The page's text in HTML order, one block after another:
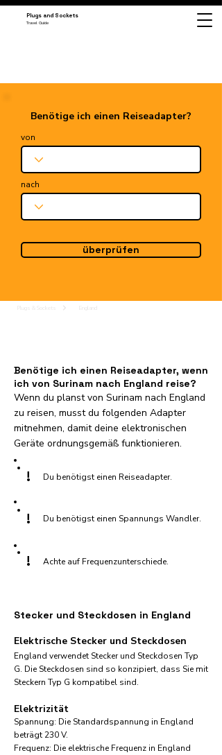
Plugs and Sockets
Travel Guide
Benötige ich einen Reiseadapter?
von
nach
überprüfen
Benötige ich einen Reiseadapter, wenn
ich von Surinam nach England reise?
Wenn du planst von Surinam nach England
zu reisen, musst du folgenden Adapter
mitnehmen, damit deine elektronischen
Geräte ordnungsgemäß funktionieren.
! Du benötigst einen Reiseadapter.
! Du benötigst einen Spannungs Wandler.
! Achte auf Frequenzunterschiede.
Stecker und Steckdosen in England
Elektrische Stecker und Steckdosen
England verwendet Stecker und Steckdosen Typ
G. Die Steckdosen sind so konzipiert, dass Sie mit
Steckern Typ G kompatibel sind.
Elektrizität
Spannung: Die Standardspannung in England
beträgt 230 V.
Frequenz: Die elektrische Frequenz in England